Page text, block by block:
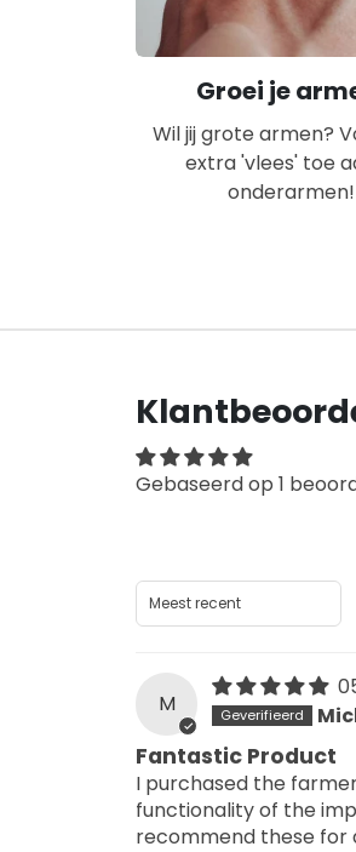
Groei je
Wil jij grote armen?
extra 'vlees' toe
onderarmen!
Gebaseerd op 1
Sort by
M
Fantastic Product
I purchased the
functionality of the
recommend these for